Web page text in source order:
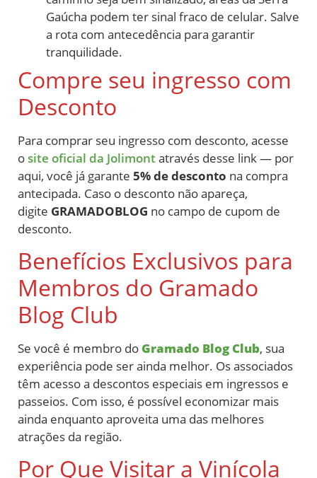
Gaúcha podem ter sinal fraco de celular. Salve
a rota com antecedência para garantir
tranquilidade.
Compre seu ingresso com
Desconto
Para comprar seu ingresso com desconto, acesse
osite oficial da Jolimontatravés desse link — por
aqui, você já garante 5% de desconto na compra
antecipada. Caso o desconto não apareça,
digite GRAMADOBLOG no campo de cupom de
desconto.
Benefícios Exclusivos para
Membros do Gramado
Blog Club
Se você é membro do Gramado Blog Club, sua
experiência pode ser ainda melhor. Os associados
têm acesso a descontos especiais em ingressos e
passeios. Com isso, é possível economizar mais
ainda enquanto aproveita uma das melhores
atrações da região.
Por Que Visitar a Vinícola